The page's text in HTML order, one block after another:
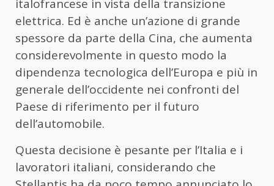
italofrancese in vista della transizione
elettrica. Ed è anche un’azione di grande
spessore da parte della Cina, che aumenta
considerevolmente in questo modo la
dipendenza tecnologica dell’Europa e più in
generale dell’occidente nei confronti del
Paese di riferimento per il futuro
dell’automobile.
Questa decisione è pesante per l’Italia e i
lavoratori italiani, considerando che